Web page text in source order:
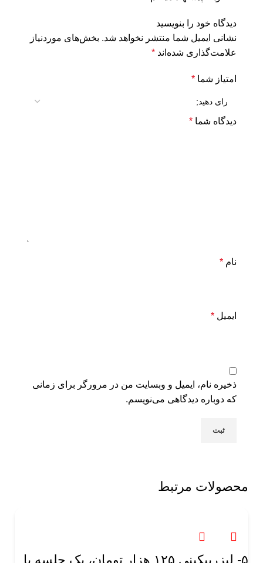
دیدگاه خود را بنویسید
نشانی ایمیل شما منتشر نخواهد شد. بخش‌های موردنیاز
علامت‌گذاری شده‌اند *
امتیاز شما *
دیدگاه شما *
نام *
ایمیل *
ذخیره نام، ایمیل و وبسایت من در مرورگر برای زمانی
که دوباره دیدگاهی می‌نویسم.
محصولات مرتبط
۵- لیزربیکینی ١٢۵ هزار تومان، یک جلسه با